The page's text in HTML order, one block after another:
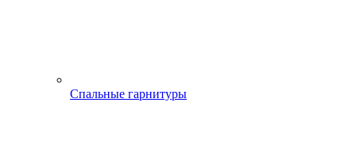
Спальные гарнитуры